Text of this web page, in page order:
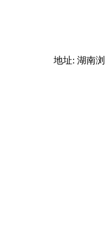
地址: 湖南浏